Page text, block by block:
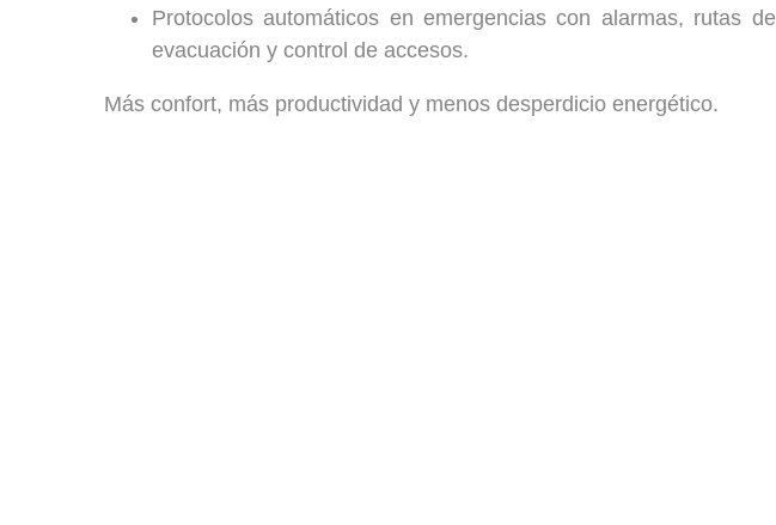
Protocolos automáticos en emergencias con alarmas, rutas de
evacuación y control de accesos.
Más confort, más productividad y menos desperdicio energético.